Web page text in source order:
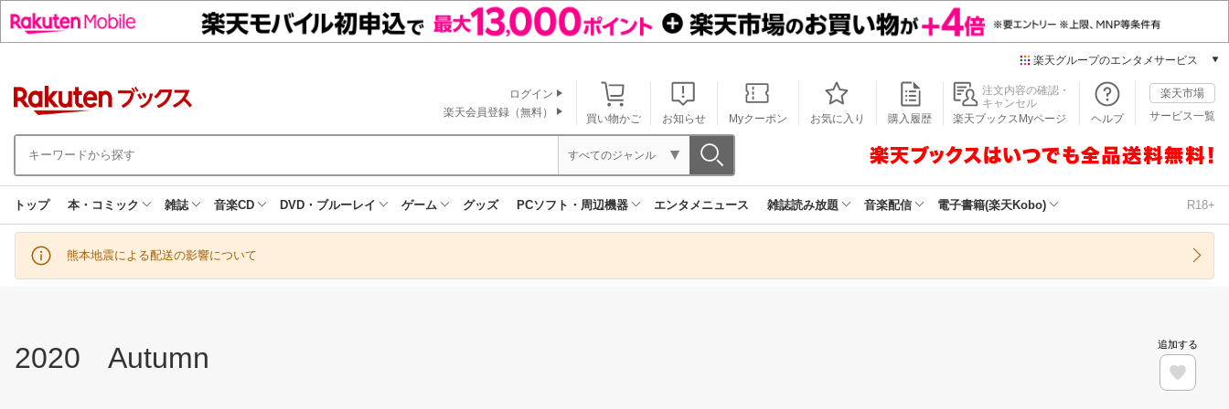
楽天グループのエンタメサービス
本/ゲーム/CD/DVD
楽天ブックス
楽天Kobo
楽天ミュージック
楽天TV
買い物かご お知らせ Myクーポン お気に入り 購入履歴
注文内容の確認・
キャンセル
楽天ブックスMyページ
ヘルプ
楽天市場
サービス一覧
ログイン
楽天会員登録（無料）
すべてのジャンル
トップ 本・コミック 雑誌 音楽CD DVD・ブルーレイ ゲーム グッズ PCソフト・周辺機器 エンタメニュース 雑誌読み放題 音楽配信 電子書籍(楽天Kobo) R18+
熊本地震による配送の影響について
2020 Autumn 追加する